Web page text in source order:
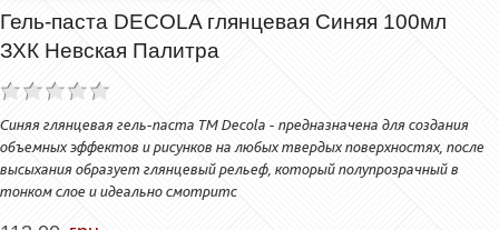
Гель-паста DECOLA глянцевая Синяя 100мл
ЗХК Невская Палитра
Синяя глянцевая гель-паста ТМ Decola - предназначена для создания
объемных эффектов и рисунков на любых твердых поверхностях, после
высыхания образует глянцевый рельеф, который полупрозрачный в
тонком слое и идеально смотритс